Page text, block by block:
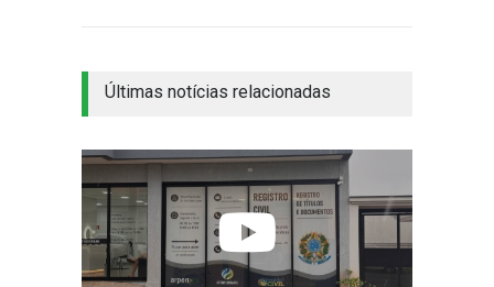
Últimas notícias relacionadas